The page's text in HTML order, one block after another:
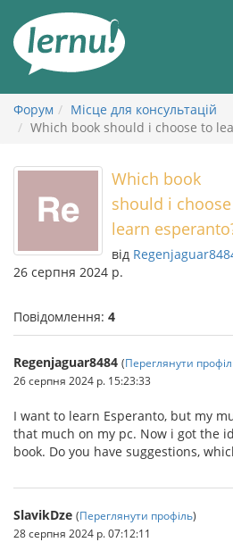
змісту
Форум
Місце для консультацій
Which book should i choose to
Which book
should i
learn
від
26 серпня 2024 р.
Повідомлення: 4
Regenjaguar8484 (Переглянути
26 серпня 2024 р. 15:23:33
I want to learn Esperanto, but my
that much on my pc. Now i got the
book. Do you have suggestions,
SlavikDze (Переглянути профіль)
28 серпня 2024 р. 07:12:11